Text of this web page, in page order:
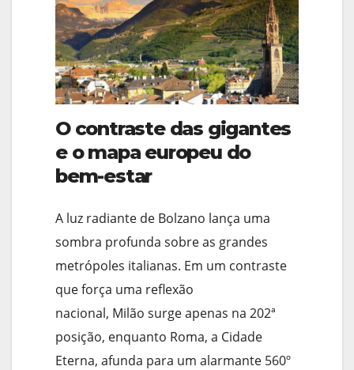
O contraste das gigantes
e o mapa europeu do
bem-estar
A luz radiante de Bolzano lança uma
sombra profunda sobre as grandes
metrópoles italianas. Em um contraste
que força uma reflexão
nacional, Milão surge apenas na 202ª
posição, enquanto Roma, a Cidade
Eterna, afunda para um alarmante 560º